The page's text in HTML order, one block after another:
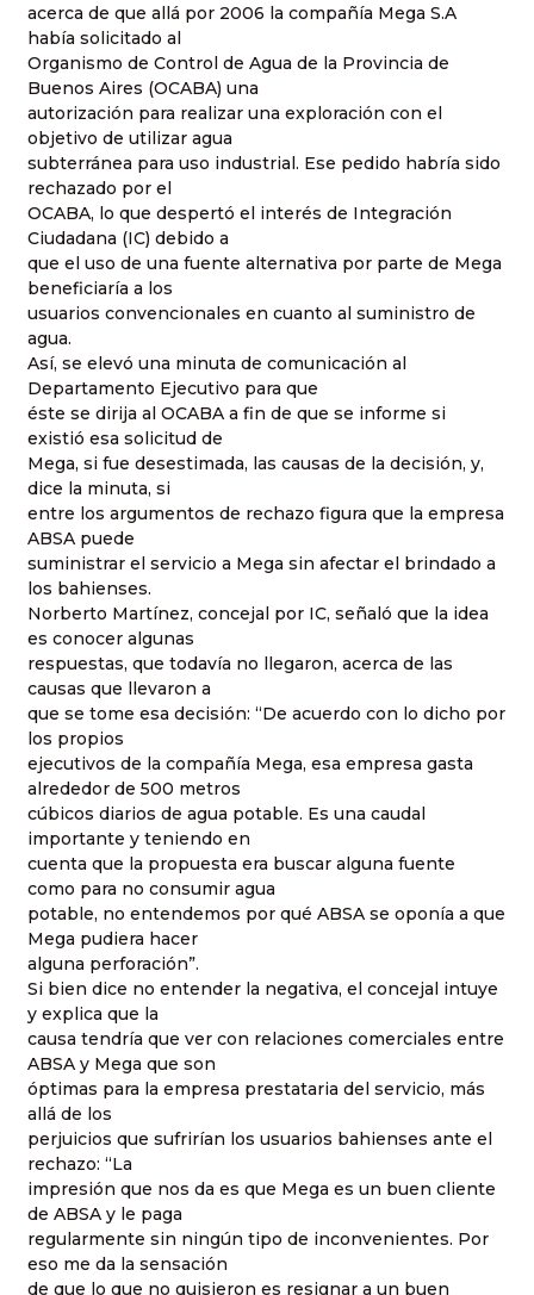
acerca de que allá por 2006 la compañía Mega S.A
había solicitado al
Organismo de Control de Agua de la Provincia de
Buenos Aires (OCABA) una
autorización para realizar una exploración con el
objetivo de utilizar agua
subterránea para uso industrial. Ese pedido habría sido
rechazado por el
OCABA, lo que despertó el interés de Integración
Ciudadana (IC) debido a
que el uso de una fuente alternativa por parte de Mega
beneficiaría a los
usuarios convencionales en cuanto al suministro de
agua.
Así, se elevó una minuta de comunicación al
Departamento Ejecutivo para que
éste se dirija al OCABA a fin de que se informe si
existió esa solicitud de
Mega, si fue desestimada, las causas de la decisión, y,
dice la minuta, si
entre los argumentos de rechazo figura que la empresa
ABSA puede
suministrar el servicio a Mega sin afectar el brindado a
los bahienses.
Norberto Martínez, concejal por IC, señaló que la idea
es conocer algunas
respuestas, que todavía no llegaron, acerca de las
causas que llevaron a
que se tome esa decisión: “De acuerdo con lo dicho por
los propios
ejecutivos de la compañía Mega, esa empresa gasta
alrededor de 500 metros
cúbicos diarios de agua potable. Es una caudal
importante y teniendo en
cuenta que la propuesta era buscar alguna fuente
como para no consumir agua
potable, no entendemos por qué ABSA se oponía a que
Mega pudiera hacer
alguna perforación”.
Si bien dice no entender la negativa, el concejal intuye
y explica que la
causa tendría que ver con relaciones comerciales entre
ABSA y Mega que son
óptimas para la empresa prestataria del servicio, más
allá de los
perjuicios que sufrirían los usuarios bahienses ante el
rechazo: “La
impresión que nos da es que Mega es un buen cliente
de ABSA y le paga
regularmente sin ningún tipo de inconvenientes. Por
eso me da la sensación
de que lo que no quisieron es resignar a un buen